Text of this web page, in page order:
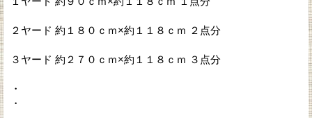
２ヤード 約１８０ｃｍ×約１１８ｃｍ ２点分
３ヤード 約２７０ｃｍ×約１１８ｃｍ ３点分
・
・